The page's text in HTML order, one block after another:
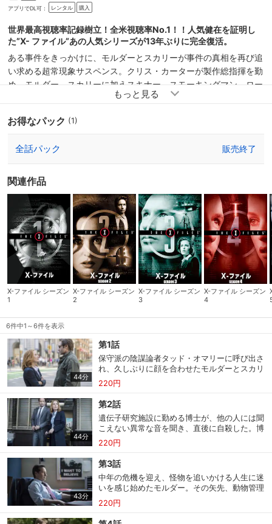
アプリでDL可： レンタル 購入
世界最高視聴率記録樹立！全米視聴率No.1！！人気健在を証明し
た”X- ファイル”あの人気シリーズが13年ぶりに完全復活。
ある事件をきっかけに、モルダーとスカリーが事件の真相を再び追
い求める超常現象サスペンス。クリス・カーターが製作総指揮を勤
め、モルダー、スカリーに加えスキナー、スモーキングマン、ロー
ン・ガンメンなどのおなじみのキャストも登場する。海外ドラマ、
る傑作がさらにパワーアップして登場。
お得なパック (1)
全話パック 販売終了
関連作品
X-ファイル シーズン
1
X-ファイル シーズン
2
X-ファイル シーズン
3
X-ファイル シーズン
4
6件中1～6件を表示
44分
第1話
保守派の陰謀論者タッド・オマリーに呼び出さ
れ、久しぶりに顔を合わせたモルダーとスカリ
ー。２人は彼の案内で、異星人に誘拐された経
験を持つ女性、スヴェタを訪ねる。
220円
44分
第2話
遺伝子研究施設に勤める博士が、他の人には聞
こえない異常な音を聞き、直後に自殺した。博
士の部屋へ捜査に行ったモルダーの耳にも、突
き刺すような高音が聞こえてくる。
220円
43分
第3話
中年の危機を迎え、怪物を追いかける人生に迷
いを感じ始めたモルダー。その矢先、動物管理
局職員が森で怪物に襲われる事件が発生する。
220円